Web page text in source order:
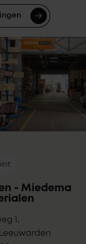
- Miedema
1,